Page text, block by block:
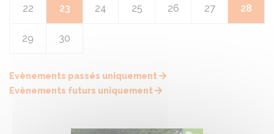
22 23 24 25 26 27 28
29 30
Evènements passés uniquement
Evènements futurs uniquement